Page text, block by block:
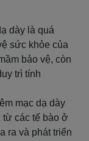
dày là quá
sức khỏe của
bảo vệ, còn
trì tính
mạc dạ dày
từ các tế bào ở
ra và phát triển